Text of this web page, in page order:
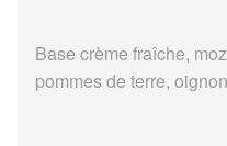
Base crème fraîche,
pommes de terre,